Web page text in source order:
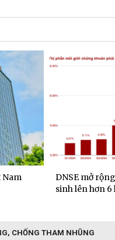
Nam
DNSE mở
sinh lên hơn 6
CHỐNG THAM NHŨNG